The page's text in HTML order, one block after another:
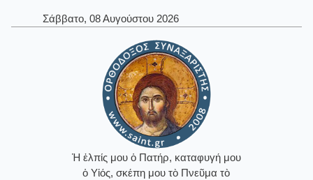
Σάββατο, 08 Αυγούστου 2026
Ἡ ἐλπίς μου ὁ Πατήρ, καταφυγή μου
ὁ Υἱός, σκέπη μου τὸ Πνεῦμα τὸ